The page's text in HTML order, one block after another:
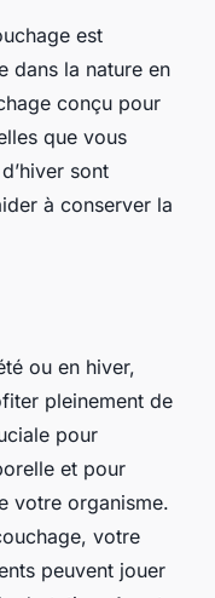
est
dans la nature en
conçu pour
que vous
sont
à conserver la
ou en hiver,
pleinement de
pour
et pour
votre organisme.
votre
peuvent jouer